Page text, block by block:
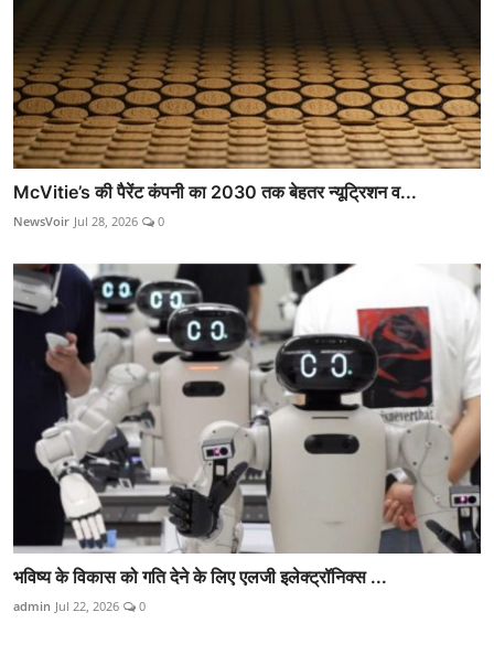
McVitie’s की पैरेंट कंपनी का 2030 तक बेहतर न्यूट्रिशन व...
NewsVoir Jul 28, 2026 0
भविष्य के विकास को गति देने के लिए एलजी इलेक्ट्रॉनिक्स ...
admin Jul 22, 2026 0